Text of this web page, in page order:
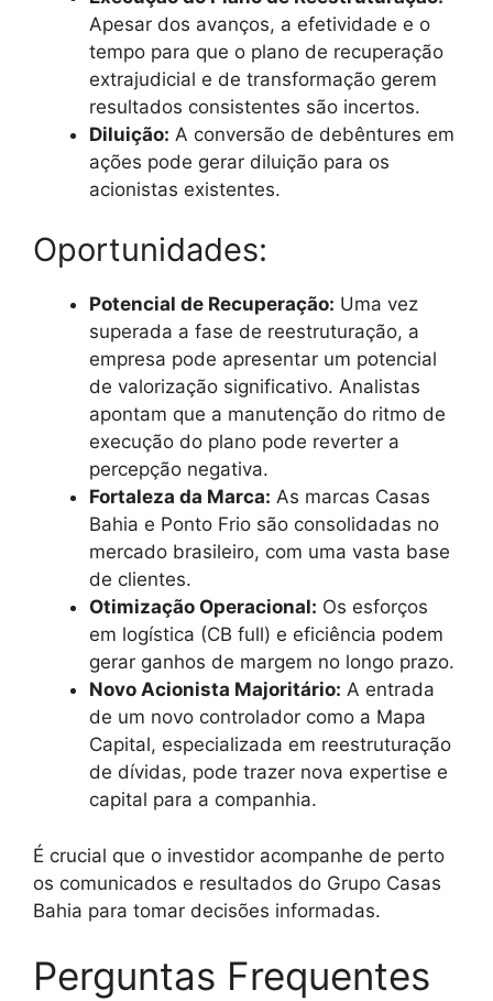
Apesar dos avanços, a efetividade e o
tempo para que o plano de recuperação
extrajudicial e de transformação gerem
resultados consistentes são incertos.
Diluição: A conversão de debêntures em
ações pode gerar diluição para os
acionistas existentes.
Oportunidades:
Potencial de Recuperação: Uma vez
superada a fase de reestruturação, a
empresa pode apresentar um potencial
de valorização significativo. Analistas
apontam que a manutenção do ritmo de
execução do plano pode reverter a
percepção negativa.
Fortaleza da Marca: As marcas Casas
Bahia e Ponto Frio são consolidadas no
mercado brasileiro, com uma vasta base
de clientes.
Otimização Operacional: Os esforços
em logística (CB full) e eficiência podem
gerar ganhos de margem no longo prazo.
Novo Acionista Majoritário: A entrada
de um novo controlador como a Mapa
Capital, especializada em reestruturação
de dívidas, pode trazer nova expertise e
capital para a companhia.
É crucial que o investidor acompanhe de perto
os comunicados e resultados do Grupo Casas
Bahia para tomar decisões informadas.
Perguntas Frequentes